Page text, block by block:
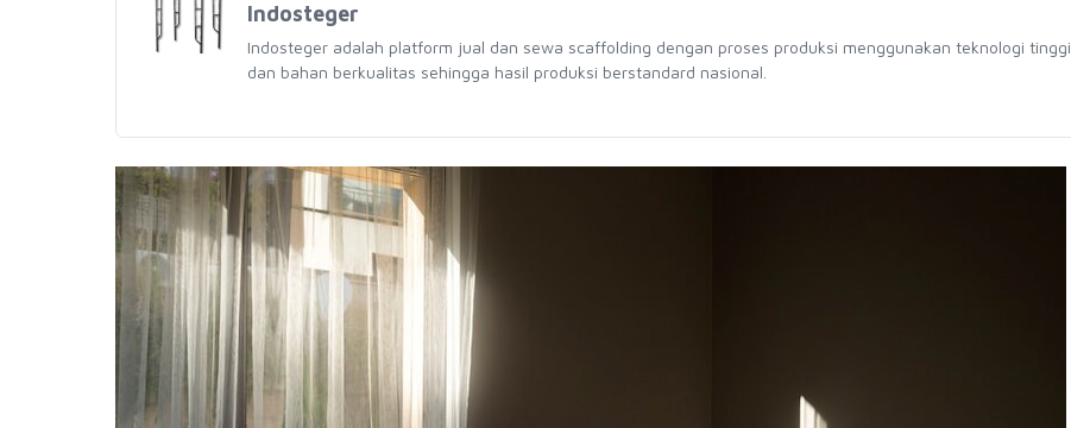
Indosteger
Indosteger adalah platform jual dan sewa scaffolding dengan proses produksi menggunakan teknologi tinggi
dan bahan berkualitas sehingga hasil produksi berstandard nasional.